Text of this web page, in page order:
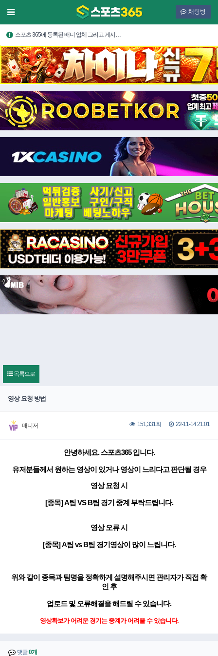
채팅방
스포츠 365에 등록된 배너 업체 그리고 게시…
목록으로
영상 요청 방법
매니저 151,331회 22-11-14 21:01
안녕하세요. 스포츠365 입니다.
유저분들께서 원하는 영상이 있거나 영상이 느리다고 판단될 경우
영상 요청 시
[종목] A팀 VS B팀 경기 중계 부탁드립니다.
영상 오류 시
[종목] A팀 vs B팀 경기영상이 많이 느립니다.
위와 같이 종목과 팀명을 정확하게 설명해주시면 관리자가 직접 확
인 후
업로드 및 오류해결을 해드릴 수 있습니다.
영상확보가 어려운 경기는 중계가 어려울 수 있습니다.
댓글0개